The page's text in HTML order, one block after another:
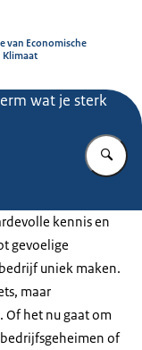
van Economische
Klimaat
wat je sterk
kennis en
gevoelige
uniek maken.
maar
het nu gaat om
of